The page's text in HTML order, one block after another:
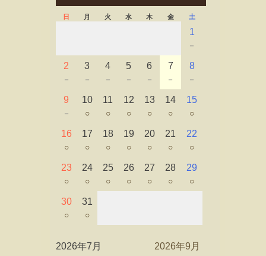
日 月 火 水 木 金 土
1
－
2
－
3
－
4
－
5
－
6
－
7
－
8
－
9
－
10
○
11
○
12
○
13
○
14
○
15
○
16
○
17
○
18
○
19
○
20
○
21
○
22
○
23
○
24
○
25
○
26
○
27
○
28
○
29
○
30
○
31
○
2026年7月 2026年9月